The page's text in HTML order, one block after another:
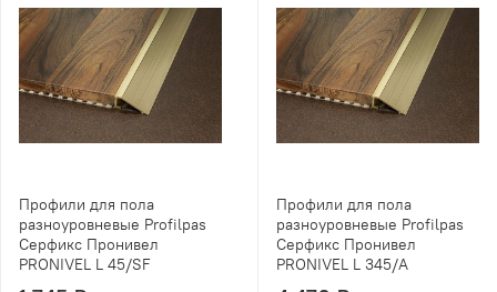
Профили для пола
разноуровневые Profilpas
Серфикс Пронивел
PRONIVEL L 45/SF
Профили для пола
разноуровневые Profilpas
Серфикс Пронивел
PRONIVEL L 345/A